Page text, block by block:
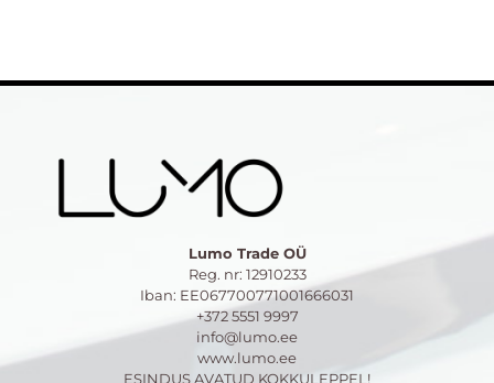
Lumo Trade OÜ
Reg. nr: 12910233
Iban: EE067700771001666031
+372 5551 9997
info@lumo.ee
www.lumo.ee
ESINDUS AVATUD KOKKULEPPEL!